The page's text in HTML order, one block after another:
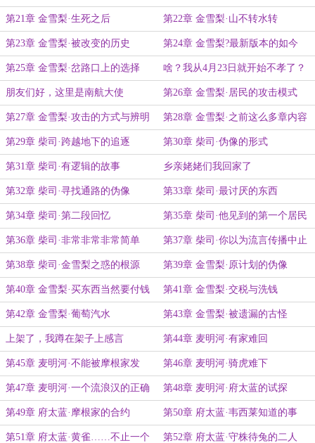
第21章 金雪梨·生死之后 第22章 金雪梨·山不转水转
第23章 金雪梨·被改变的历史 第24章 金雪梨?最新版本的如今
第25章 金雪梨·岔路口上的选择 啥？我从4月23日就开始不孝了？
朋友们好，这里是南航大使 第26章 金雪梨·居民的攻击模式
第27章 金雪梨·攻击的方式与辨明
正身
第28章 金雪梨·之前这么多章内容
都消失了
第29章 柴司·跨越地下的追逐 第30章 柴司·伪像的形式
第31章 柴司·有逻辑的故事 乡亲姥姥们我回家了
第32章 柴司·寻找通路的伪像 第33章 柴司·最讨厌的东西
第34章 柴司·第二段回忆 第35章 柴司·他见到的第一个居民
第36章 柴司·非常非常非常简单 第37章 柴司·你以为流言传播中止
了吗
第38章 柴司·金雪梨之惑的根源 第39章 金雪梨·原计划的伪像
第40章 金雪梨·买东西当然要付钱
啊
第41章 金雪梨·交税与洗钱
第42章 金雪梨·葡萄汽水 第43章 金雪梨·被遗漏的古怪
上架了，我蹲在架子上感言 第44章 麦明河·有家难回
第45章 麦明河·不能被摩根家发
现……
第46章 麦明河·骑虎难下
第47章 麦明河·一个流浪汉的正确
反应
第48章 麦明河·府太蓝的试探
第49章 府太蓝·摩根家的合约 第50章 府太蓝·韦西莱知道的事
第51章 府太蓝·黄雀……不止一个 第52章 府太蓝·守株待兔的二人